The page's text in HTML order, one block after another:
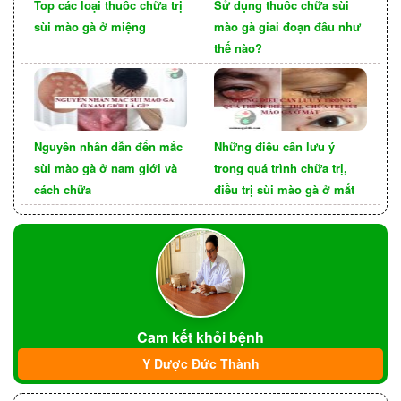
pháp phòng ngừa – hành động nhỏ này sẽ giúp
hạn chế nguy cơ bệnh ở mức thấp nhất. Nếu
không trang bị kiến thức đủ đầy, dẫu bệnh có biểu
hiện nặng, bạn cũng chẳng thể nào nhận biết
được và có các động thái chính xác.
Giữ Vệ Sinh Cơ Quan Sinh
Top các loại thuốc chữa trị
sùi mào gà ở miệng
Sử dụng thuốc chữa sùi
mào gà giai đoạn đầu như
thế nào?
Nguyên nhân dẫn đến mắc
sùi mào gà ở nam giới và
cách chữa
Những điều cần lưu ý
trong quá trình chữa trị,
điều trị sùi mào gà ở mắt
Cam kết khỏi bệnh
Y Dược Đức Thành